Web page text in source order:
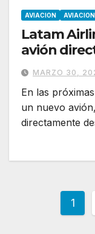
AVIACION
Latam
avión
MARZO 30,
En las
un nuevo
directamente
1